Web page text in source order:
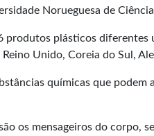
Norueguesa de
produtos plásticos diferentes
Unido, Coreia do Sul,
químicas que podem
os mensageiros do corpo,